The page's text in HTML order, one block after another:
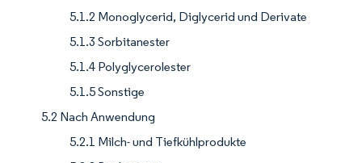
5.1.2 Monoglycerid, Diglycerid und Derivate
5.1.3 Sorbitanester
5.1.4 Polyglycerolester
5.1.5 Sonstige
5.2 Nach Anwendung
5.2.1 Milch- und Tiefkühlprodukte